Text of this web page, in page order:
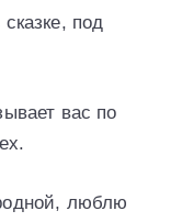
под
вас по
люблю